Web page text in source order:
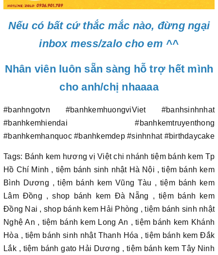
Nếu có bất cứ thắc mắc nào, đừng ngại
inbox mess/zalo cho em ^^
Nhân viên luôn sẵn sàng hỗ trợ hết mình
cho anh/chị nhaaaa
#banhngotvn #banhkemhuongviViet #banhsinhnhat
#banhkemhiendai #banhkemtruyenthong
#banhkemhanquoc #banhkemdep #sinhnhat #birthdaycake
Tags: Bánh kem hương vị Việt chi nhánh tiệm bánh kem Tp
Hồ Chí Minh , tiệm bánh sinh nhật Hà Nội , tiệm bánh kem
Bình Dương , tiệm bánh kem Vũng Tàu , tiệm bánh kem
Lâm Đồng , shop bánh kem Đà Nẵng , tiệm bánh kem
Đồng Nai , shop bánh kem Hải Phòng , tiệm bánh sinh nhật
Nghệ An , tiệm bánh kem Long An , tiệm bánh kem Khánh
Hòa , tiệm bánh sinh nhật Thanh Hóa , tiệm bánh kem Đắk
Lắk , tiệm bánh gato Hải Dương , tiệm bánh kem Tây Ninh